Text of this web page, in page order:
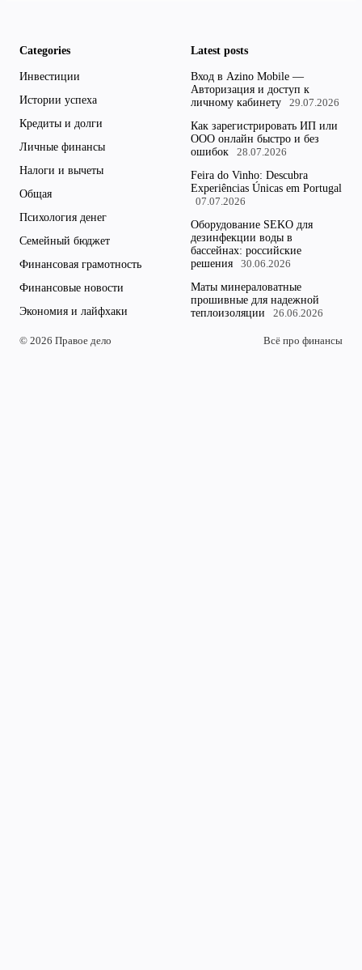
Categories
Инвестиции
Истории успеха
Кредиты и долги
Личные финансы
Налоги и вычеты
Общая
Психология денег
Семейный бюджет
Финансовая грамотность
Финансовые новости
Экономия и лайфхаки
Latest posts
Вход в Azino Mobile —
Авторизация и доступ к
личному кабинету
29.07.2026
Как зарегистрировать ИП или
ООО онлайн быстро и без
ошибок
28.07.2026
Feira do Vinho: Descubra
Experiências Únicas em Portugal
07.07.2026
Оборудование SEKO для
дезинфекции воды в
бассейнах: российские
решения
30.06.2026
Маты минераловатные
прошивные для надежной
теплоизоляции
26.06.2026
© 2026 Правое дело Всё про финансы